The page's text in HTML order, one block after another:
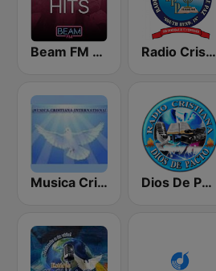
Beam FM - Adult Hits Radio Cristiana Principe de Paz
Musica Cristiana Internacional Dios De Pacto